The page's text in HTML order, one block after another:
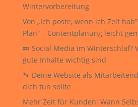
Wintervorbereitung
Von „Ich poste, wenn ich Zeit
Plan“ – Contentplanung leicht
💤 Social Media im Winterschlaf?
gute Inhalte wichtig sind
🐾 Deine Website als
dich tun sollte
Mehr Zeit für Kunden: Wann